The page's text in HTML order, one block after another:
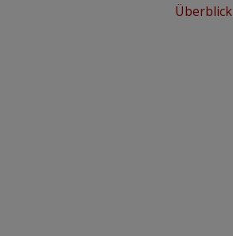
Überblick